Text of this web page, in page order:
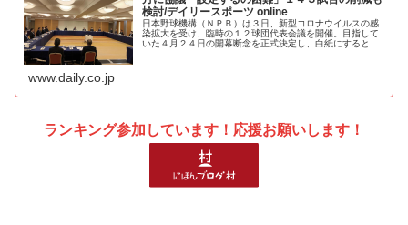
検討/デイリースポーツ online
日本野球機構（ＮＰＢ）は３日、新型コロナウイルスの感
染拡大を受け、臨時の１２球団代表会議を開催。目指して
いた４月２４日の開幕断念を正式決定し、白紙にするとし
www.daily.co.jp
ランキング参加しています！応援お願いします！